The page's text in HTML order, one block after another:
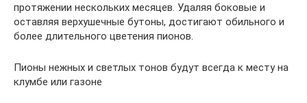
протяжении нескольких месяцев. Удаляя боковые и
оставляя верхушечные бутоны, достигают обильного и
более длительного цветения пионов.
Пионы нежных и светлых тонов будут всегда к месту на
клумбе или газоне